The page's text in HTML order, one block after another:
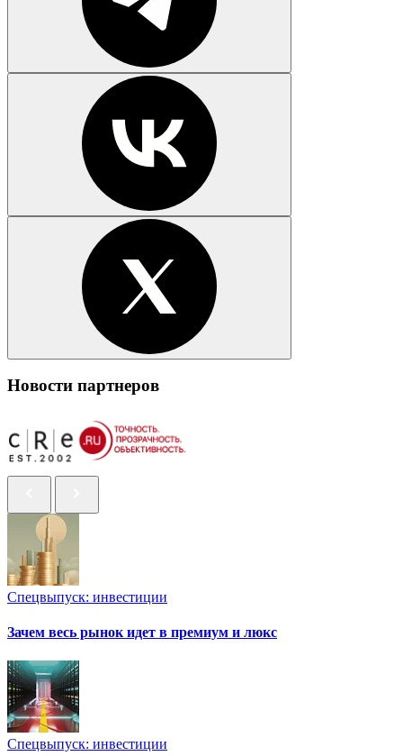
Новости партнеров
Спецвыпуск: инвестиции
Зачем весь рынок идет в премиум и люкс
Спецвыпуск: инвестиции